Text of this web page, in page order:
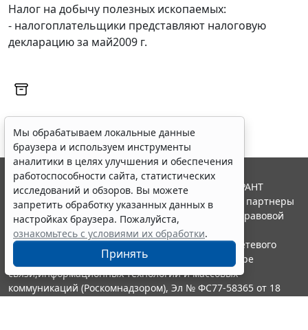
Налог на добычу полезных ископаемых:
- налогоплательщики представляют налоговую
декларацию за май2009 г.
Мы обрабатываем локальные данные
браузера и используем инструменты
аналитики в целях улучшения и обеспечения
работоспособности сайта, статистических
исследований и обзоров. Вы можете
запретить обработку указанных данных в
настройках браузера. Пожалуйста,
ознакомьтесь с условиями их обработки.
Принять
© ООО "НПП "ГАРАНТ-СЕРВИС", 2026. Система ГАРАНТ
выпускается с 1990 года. Компания "Гарант" и ее партнеры
являются участниками Российской ассоциации правовой
информации ГАРАНТ.
Портал ГАРАНТ.РУ зарегистрирован в качестве сетевого
издания Федеральной службой по надзору в сфере
связи,информационных технологий и массовых
коммуникаций (Роскомнадзором), Эл № ФС77-58365 от 18